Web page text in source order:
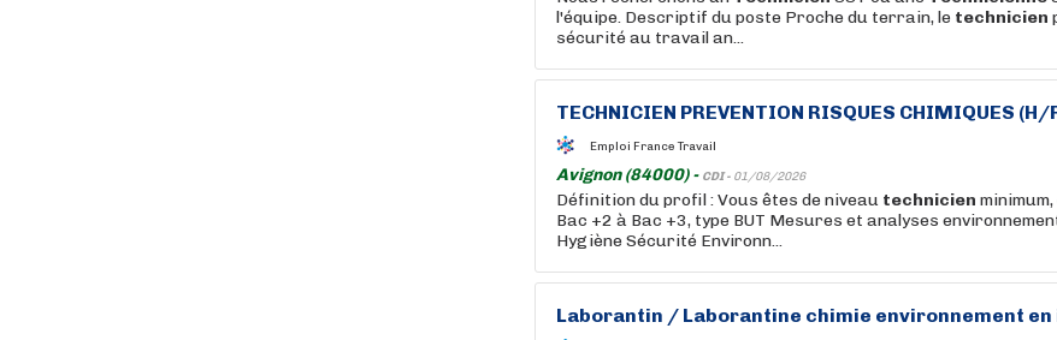
l'équipe. Descriptif du poste Proche du terrain, le technicien
sécurité au travail an...
TECHNICIEN PREVENTION RISQUES CHIMIQUES (H/
Emploi France Travail
Avignon (84000) - CDI - 01/08/2026
Définition du profil : Vous êtes de niveau technicien
Bac +2 à Bac +3, type BUT Mesures et analyses
Hygiène Sécurité Environn...
Laborantin / Laborantine chimie environnement